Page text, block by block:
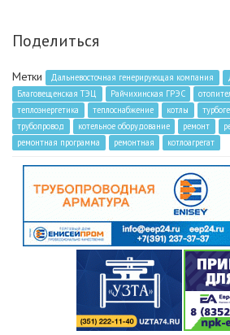
Поделиться
Метки Дальневосточная генерирующая компания
Благовещенская ТЭЦ
Райчихинская ГРЭС
теплоэнергетика
теплоснабжение котлы
трубопровод
котельное оборудование ремонт
ремонтная программа
ремонтная котлоагрегат